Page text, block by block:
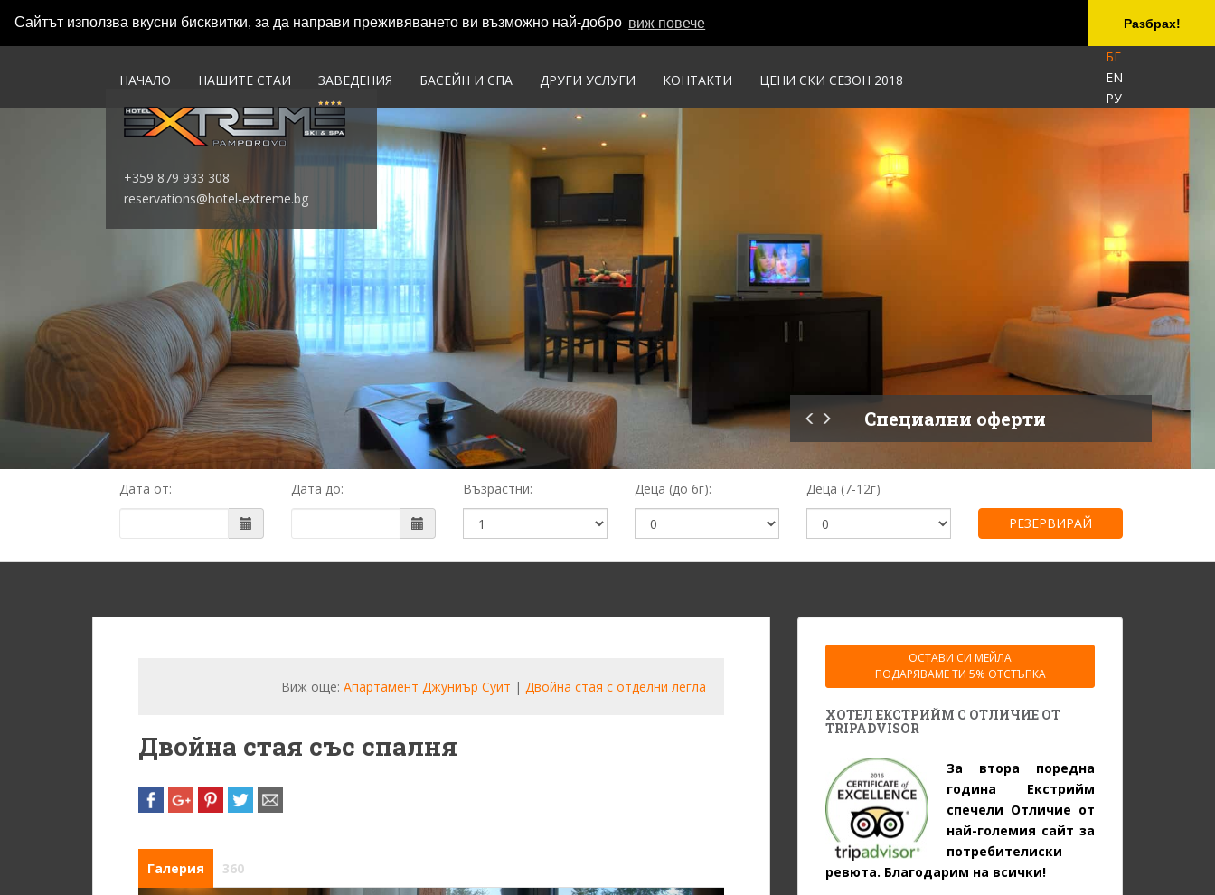
Сайтът използва вкусни бисквитки, за да направи преживяването ви възможно най-добро виж повече Разбрах!
БГ
EN
РУ
НАЧАЛО НАШИТЕ СТАИ ЗАВЕДЕНИЯ БАСЕЙН И СПА ДРУГИ УСЛУГИ КОНТАКТИ ЦЕНИ СКИ СЕЗОН 2018
+359 879 933 308
reservations@hotel-extreme.bg
Специални оферти
Дата от: Дата до: Възрастни: Деца (до 6г): Деца (7-12г)
Виж още: Апартамент Джуниър Суит | Двойна стая с отделни легла
Двойна стая със спалня
Галерия 360
ОСТАВИ СИ МЕЙЛА
ПОДАРЯВАМЕ ТИ 5% ОТСТЪПКА
ХОТЕЛ ЕКСТРИЙМ С ОТЛИЧИЕ ОТ
TRIPADVISOR
За втора поредна
година Екстрийм
спечели Отличие от
най-големия сайт за
потребителиски
ревюта. Благодарим на всички!